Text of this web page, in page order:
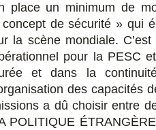
place un minimum de
de sécurité » qui
la scène mondiale.
pour la PESC
et dans la
des capacités
a dû choisir entre
POLITIQUE